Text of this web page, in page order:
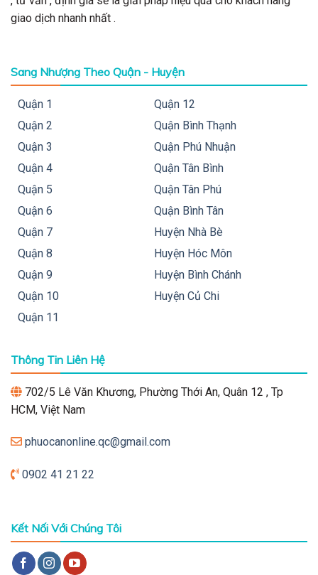
giao dịch nhanh nhất .
Sang Nhượng Theo Quận - Huyện
Quận 1
Quận 2
Quận 3
Quận 4
Quận 5
Quận 6
Quận 7
Quận 8
Quận 9
Quận 10
Quận 11
Quận 12
Quận Bình Thạnh
Quận Phú Nhuận
Quận Tân Bình
Quận Tân Phú
Quận Bình Tân
Huyện Nhà Bè
Huyện Hóc Môn
Huyện Bình Chánh
Huyện Củ Chi
Thông Tin Liên Hệ
702/5 Lê Văn Khương, Phường Thới An, Quân 12 , Tp
HCM, Việt Nam
phuocanonline.qc@gmail.com
0902 41 21 22
Kết Nối Với Chúng Tôi